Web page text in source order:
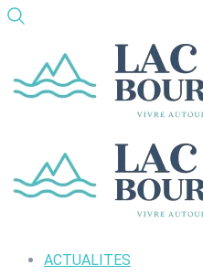
ACTUALITES